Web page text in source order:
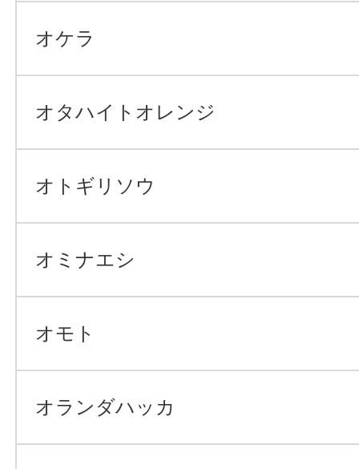
オケラ
オタハイトオレンジ
オトギリソウ
オミナエシ
オモト
オランダハッカ